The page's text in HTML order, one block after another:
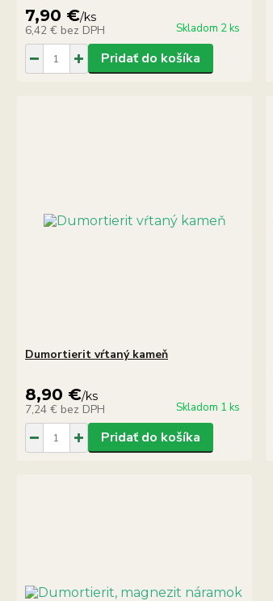
7,90 €/ks
6,42 € bez DPH Skladom 2 ks
Pridať do košíka
Dumortierit vŕtaný kameň
8,90 €/ks
7,24 € bez DPH Skladom 1 ks
Pridať do košíka